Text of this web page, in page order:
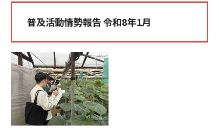
普及活動情勢報告 令和8年1月